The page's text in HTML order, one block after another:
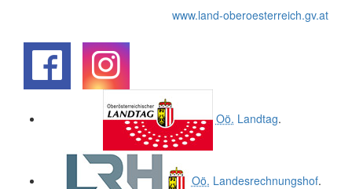
www.land-oberoesterreich.gv.at
Oö. Landtag.
Oö. Landesrechnungshof.